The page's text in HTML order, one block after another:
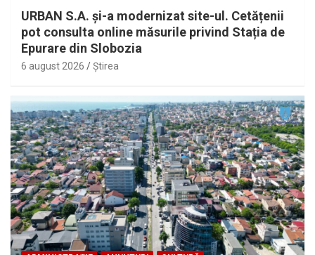
URBAN S.A. și-a modernizat site-ul. Cetățenii
pot consulta online măsurile privind Stația de
Epurare din Slobozia
6 august 2026 Ştirea